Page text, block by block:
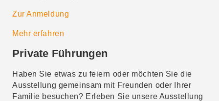
Zur Anmeldung
Mehr erfahren
Private Führungen
Haben Sie etwas zu feiern oder möchten Sie die
Ausstellung gemeinsam mit Freunden oder Ihrer
Familie besuchen? Erleben Sie unsere Ausstellung